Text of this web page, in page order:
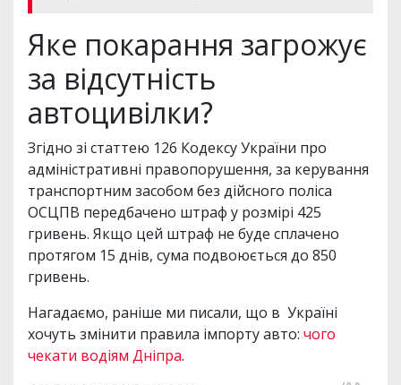
Яке покарання загрожує
за відсутність
автоцивілки?
Згідно зі статтею 126 Кодексу України про
адміністративні правопорушення, за керування
транспортним засобом без дійсного поліса
ОСЦПВ передбачено штраф у розмірі 425
гривень. Якщо цей штраф не буде сплачено
протягом 15 днів, сума подвоюється до 850
гривень.
Нагадаємо, раніше ми писали, що в Україні
хочуть змінити правила імпорту авто: чого
чекати водіям Дніпра.